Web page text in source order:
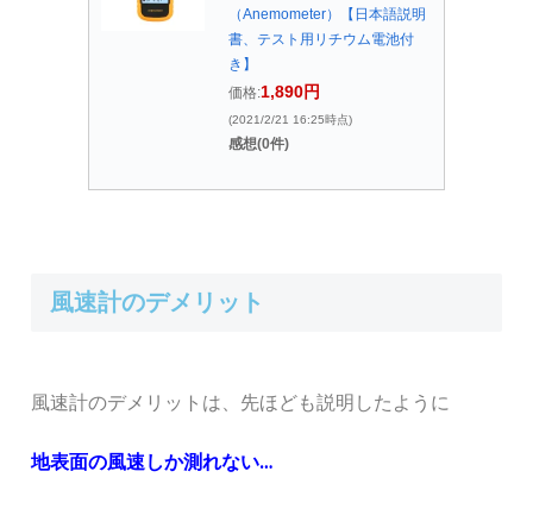
（Anemometer）【日本語説明
書、テスト用リチウム電池付
き】
価格:1,890円
(2021/2/21 16:25時点)
感想(0件)
風速計のデメリット
風速計のデメリットは、先ほども説明したように
地表面の風速しか測れない…